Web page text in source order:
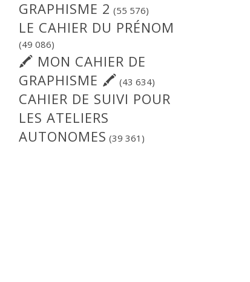
GRAPHISME 2 (55 576)
LE CAHIER DU PRÉNOM
(49 086)
🖍 MON CAHIER DE
GRAPHISME 🖍 (43 634)
CAHIER DE SUIVI POUR
LES ATELIERS
AUTONOMES (39 361)